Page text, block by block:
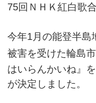
75回ＮＨＫ紅白歌合
今年1月の能登半島
被害を受けた輪島
はいらんかいね』
が決定しました。